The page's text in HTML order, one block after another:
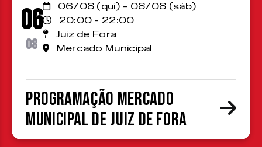
06
08
06/08 (qui) - 08/08 (sáb)
20:00 - 22:00
Juiz de Fora
Mercado Municipal
Programação Mercado
Municipal de Juiz de Fora